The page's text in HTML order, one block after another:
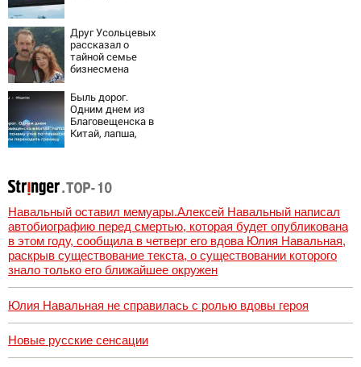
Друг Усольцевых
рассказал о
тайной семье
бизнесмена
Быль дорог.
Одним днем из
Благовещенска в
Китай, лапша,
переходить
границу
Навальный оставил мемуары.Алексей Навальный написал
автобиографию перед смертью, которая будет опубликована
в этом году, сообщила в четверг его вдова Юлия Навальная,
раскрыв существование текста, о существовании которого
знало только его ближайшее окружен
Юлия Навальная не справилась с ролью вдовы героя
Новые русские сенсации